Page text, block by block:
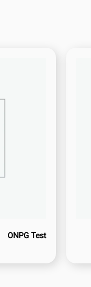
ONPG Test